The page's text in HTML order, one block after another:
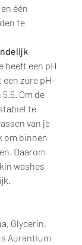
één
te
heeft een pH
een zure pH-
Om de
te
van je
om binnen
Daarom
washes
Glycerin,
Aurantium